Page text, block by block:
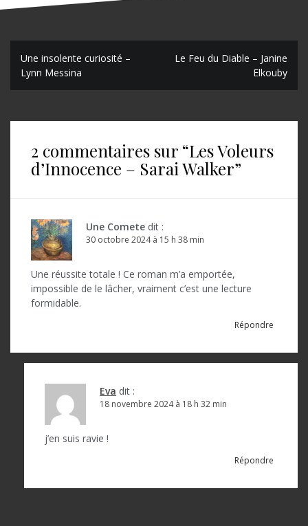
N
a
’
Une insolente curiosité –
Lynn Messina
Le Feu du Diable – Janine
Elkouby
2 commentaires sur “Les Voleurs
d’Innocence – Sarai Walker”
Une Comete dit :
30 octobre 2024 à 15 h 38 min
Une réussite totale ! Ce roman m’a emportée,
impossible de le lâcher, vraiment c’est une lecture
formidable.
Répondre
Eva dit :
18 novembre 2024 à 18 h 32 min
j’en suis ravie !
Répondre